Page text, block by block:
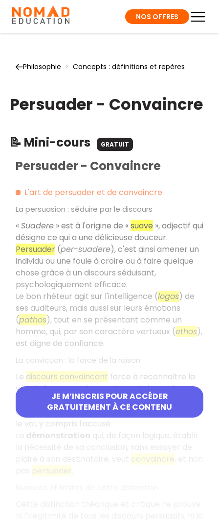
NOS OFFRES
Philosophie > Concepts : définitions et repères
Persuader - Convaincre
📝 Mini-cours GRATUIT
JE M’INSCRIS POUR ACCÉDER
GRATUITEMENT À CE CONTENU
Persuader - Convaincre
L'art de persuader et de convaincre
La persuasion : séduire par le discours
«Suadere » est à l'origine de «suave », adjectif qui
désigne ce qui a une délicieuse douceur.
Persuader (per-suadere), c'est ainsi amener un
individu ou une foule à croire ou à faire quelque
chose grâce à un discours séduisant,
psychologiquement efficace.
Le bon rhéteur agit sur l'intelligence (logos) de
ses auditeurs, mais aussi sur leurs émotions
(pathos), tout en se présentant comme un
homme, qui, par son caractère vertueux (ethos),
est digne de confiance.
La conviction : la force de la raison
Le discours convaincant force à reconnaître la
vérité d'une assertion par la seule force des
raisons. « Convaincre quelqu'un de vol », c'est
apporter des preuves telles que nul ne peut nier
le vol, y compris l'accusé.
La démonstration qui, de façon logique, établit
convaincre
persuader